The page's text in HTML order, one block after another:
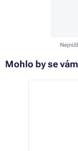
Mohlo by se